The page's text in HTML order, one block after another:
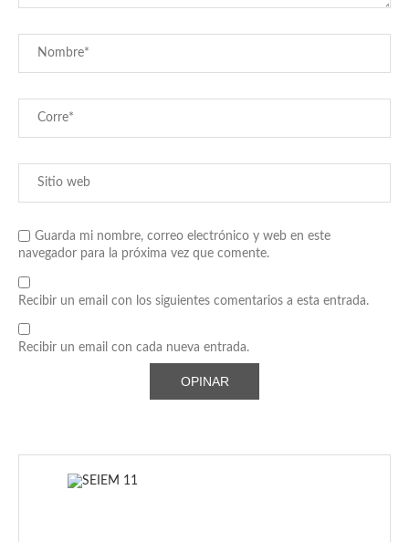
Guarda mi nombre, correo electrónico y web en este
navegador para la próxima vez que comente.
Recibir un email con los siguientes comentarios a esta entrada.
Recibir un email con cada nueva entrada.